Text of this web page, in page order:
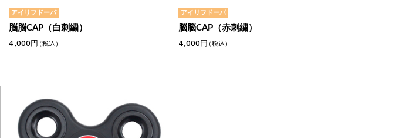
アイリフドーパ
脳脳CAP（白刺繍）
4,000円（税込）
アイリフドーパ
脳脳CAP（赤刺繍）
4,000円（税込）